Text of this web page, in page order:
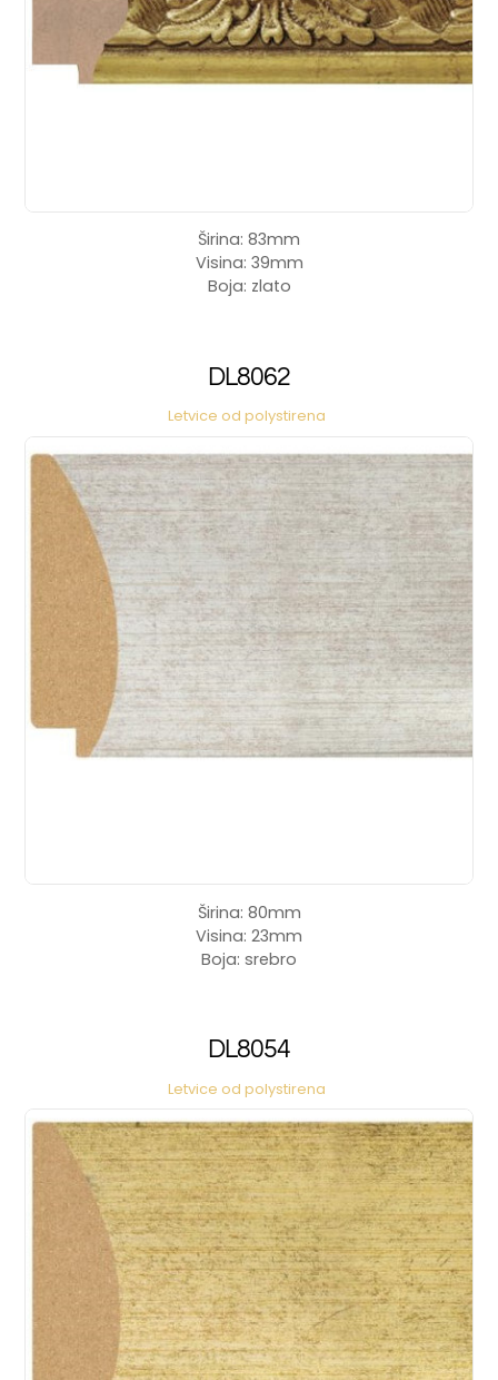
Širina: 83mm
Visina: 39mm
Boja: zlato
DL8062
Letvice od polystirena
Širina: 80mm
Visina: 23mm
Boja: srebro
DL8054
Letvice od polystirena